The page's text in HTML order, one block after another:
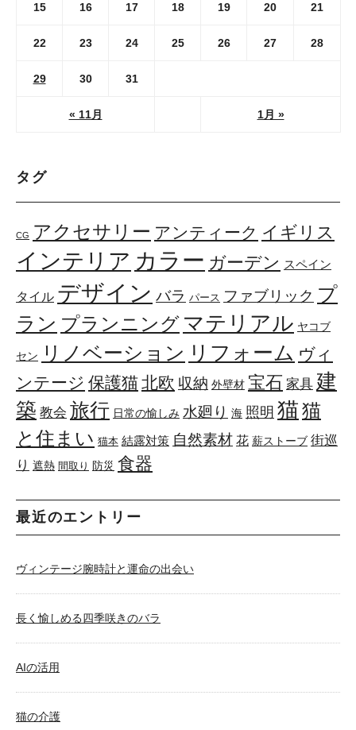
« 11月 1月 »
15 16 17 18 19 20 21
22 23 24 25 26 27 28
29 30 31
タグ
CG アクセサリー アンティーク イギリス
インテリア カラー ガーデン スペイン
タイル デザイン バラ パース ファブリック プ
ラン プランニング マテリアル ヤコブ
セン リノベーション リフォーム ヴィ
ンテージ 保護猫北欧 収納 外壁材 宝石 家具 建
築 教会 旅行 日常の愉しみ 水廻り 海 照明 猫猫
と住まい 猫本 結露対策 自然素材 花 薪ストーブ 街巡
り 遮熱 間取り 防災 食器
最近のエントリー
ヴィンテージ腕時計と運命の出会い
長く愉しめる四季咲きのバラ
AIの活用
猫の介護